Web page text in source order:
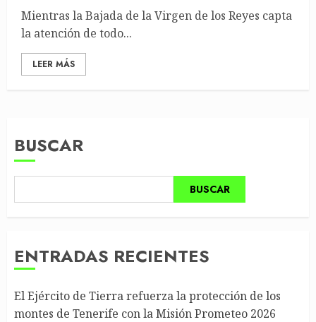
Mientras la Bajada de la Virgen de los Reyes capta
la atención de todo...
LEER MÁS
BUSCAR
BUSCAR
ENTRADAS RECIENTES
El Ejército de Tierra refuerza la protección de los
montes de Tenerife con la Misión Prometeo 2026